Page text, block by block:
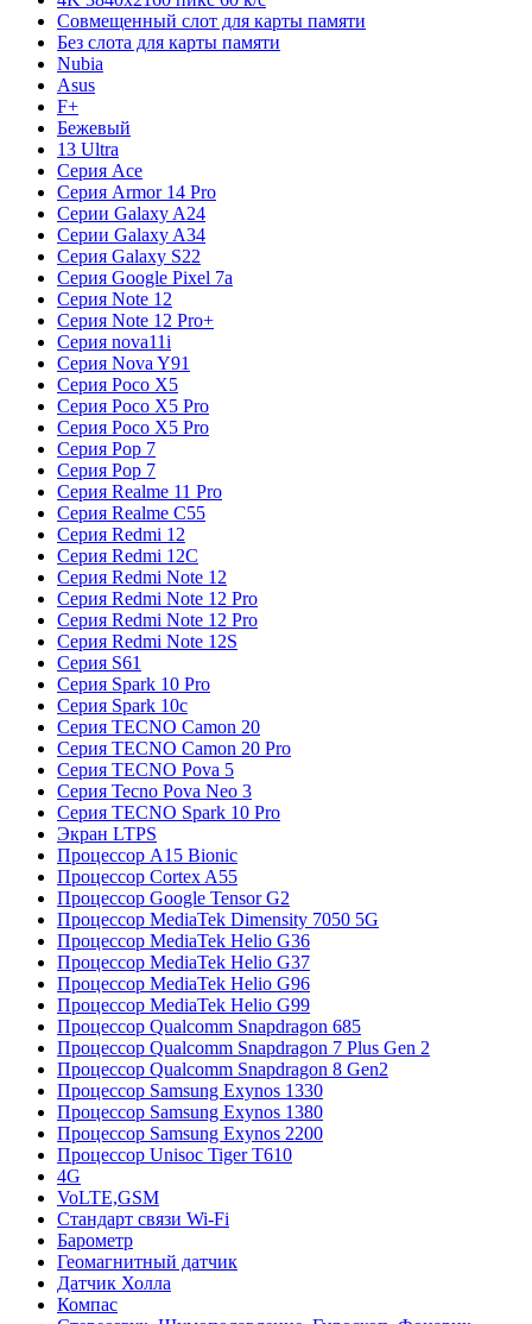
Совмещенный слот для карты памяти
Без слота для карты памяти
Nubia
Asus
F+
Бежевый
13 Ultra
Серия Ace
Серия Armor 14 Pro
Серии Galaxy A24
Серии Galaxy A34
Серия Galaxy S22
Серия Google Pixel 7a
Серия Note 12
Серия Note 12 Pro+
Серия nova11i
Серия Nova Y91
Серия Poco X5
Серия Poco X5 Pro
Серия Poco X5 Pro
Серия Pop 7
Серия Pop 7
Серия Realme 11 Pro
Серия Realme C55
Серия Redmi 12
Серия Redmi 12C
Серия Redmi Note 12
Серия Redmi Note 12 Pro
Серия Redmi Note 12 Pro
Серия Redmi Note 12S
Серия S61
Серия Spark 10 Pro
Серия Spark 10c
Серия TECNO Camon 20
Серия TECNO Camon 20 Pro
Серия TECNO Pova 5
Серия Tecno Pova Neo 3
Серия TECNO Spark 10 Pro
Экран LTPS
Процессор A15 Bionic
Процессор Cortex A55
Процессор Google Tensor G2
Процессор MediaTek Dimensity 7050 5G
Процессор MediaTek Helio G36
Процессор MediaTek Helio G37
Процессор MediaTek Helio G96
Процессор MediaTek Helio G99
Процессор Qualcomm Snapdragon 685
Процессор Qualcomm Snapdragon 7 Plus Gen 2
Процессор Qualcomm Snapdragon 8 Gen2
Процессор Samsung Exynos 1330
Процессор Samsung Exynos 1380
Процессор Samsung Exynos 2200
Процессор Unisoc Tiger T610
4G
VoLTE,GSM
Cтандарт связи Wi-Fi
Барометр
Геомагнитный датчик
Датчик Холла
Компас